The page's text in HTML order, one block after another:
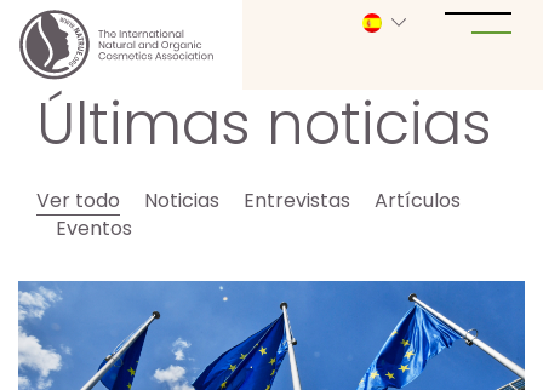
Últimas noticias
Ver todo Noticias Entrevistas
Artículos
Eventos